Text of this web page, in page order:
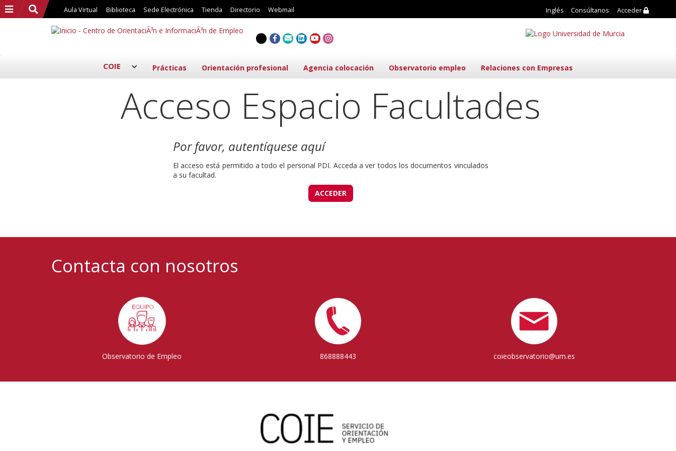
BuscarBuscar Aula Virtual Biblioteca Sede Electrónica Tienda Directorio Webmail Acceder
Consúltanos
Inglés
Twitter
Facebook
emailLinkedIn
YoutubeInstagram
COIE Prácticas Orientación profesional Agencia colocación Observatorio empleo Relaciones con Empresas
Acceso Espacio Facultades
Por favor, autentíquese aquí
El acceso está permitido a todo el personal PDI. Acceda a ver todos los documentos vinculados
a su facultad.
ACCEDER
Contacta con nosotros
Observatorio de Empleo 868888443 coieobservatorio@um.es